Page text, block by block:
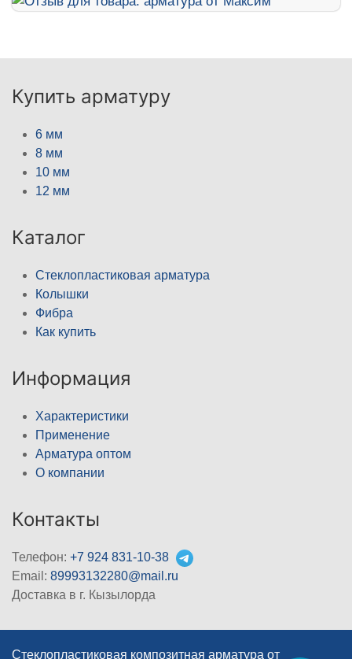
Купить арматуру
6 мм
8 мм
10 мм
12 мм
Каталог
Стеклопластиковая арматура
Колышки
Фибра
Как купить
Информация
Характеристики
Применение
Арматура оптом
О компании
Контакты
Телефон: +7 924 831-10-38
Email: 89993132280@mail.ru
Доставка в г. Кызылорда
Стеклопластиковая композитная арматура от